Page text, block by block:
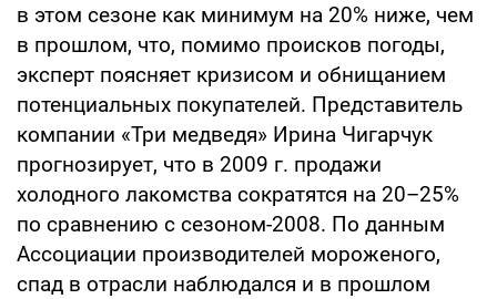
в этом сезоне как минимум на 20% ниже, чем
в прошлом, что, помимо происков погоды,
эксперт поясняет кризисом и обнищанием
потенциальных покупателей. Представитель
компании «Три медведя» Ирина Чигарчук
прогнозирует, что в 2009 г. продажи
холодного лакомства сократятся на 20–25%
по сравнению с сезоном-2008. По данным
Ассоциации производителей мороженого,
спад в отрасли наблюдался и в прошлом